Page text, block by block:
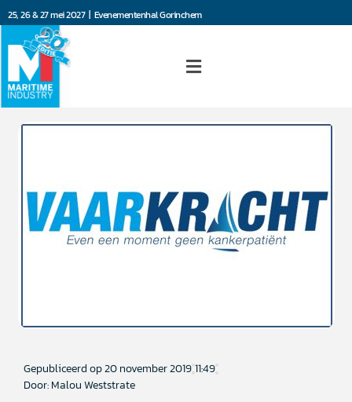
25, 26 & 27 mei 2027 | Evenementenhal Gorinchem
Gepubliceerd op20 november 201911:49
Door: Malou Weststrate